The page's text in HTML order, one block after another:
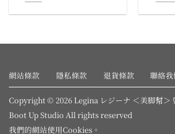
到
有
種
款
式。
可
在
網站條款 隱私條款 退貨條款 聯絡我
Copyright © 2026 Legina レジーナ ＜美脚幇＞
Boot Up Studio All rights reserved
我們的網站使用Cookies 。